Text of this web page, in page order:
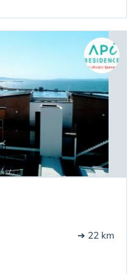
➔ 22 km